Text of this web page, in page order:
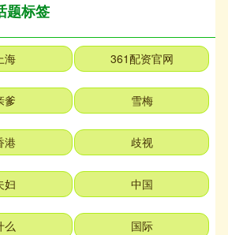
题标签
海 361配资官网
爹 雪梅
港 歧视
妇 中国
么 国际